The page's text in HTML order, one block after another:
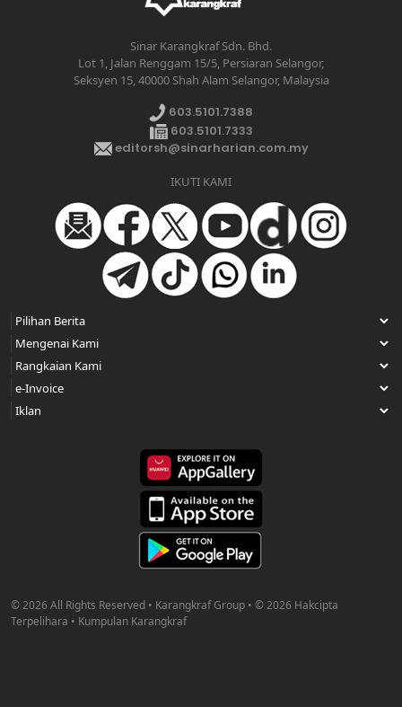
Sinar Karangkraf Sdn. Bhd.
Lot 1, Jalan Renggam 15/5, Persiaran Selangor,
Seksyen 15, 40000 Shah Alam Selangor, Malaysia
603.5101.7388
603.5101.7333
editorsh@sinarharian.com.my
IKUTI KAMI
© 2026 All Rights Reserved • Karangkraf Group • © 2026 Hakcipta
Terpelihara • Kumpulan Karangkraf